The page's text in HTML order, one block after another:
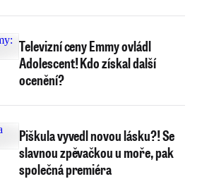
Televizní ceny Emmy ovládl
Adolescent! Kdo získal další
ocenění?
Piškula vyvedl novou lásku?! Se
slavnou zpěvačkou u moře, pak
společná premiéra